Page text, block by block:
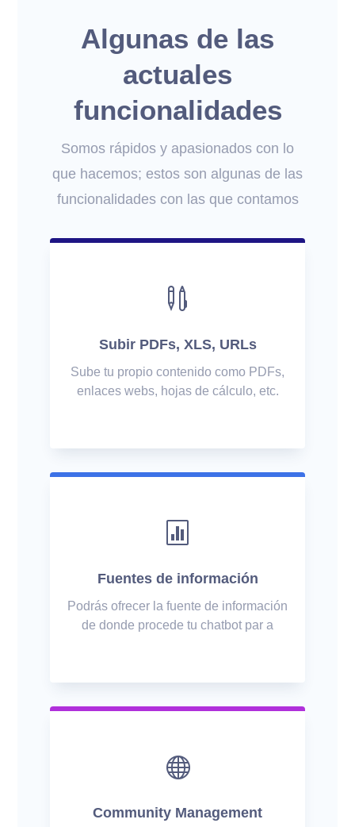
Algunas de las
actuales
funcionalidades
Somos rápidos y apasionados con lo
que hacemos; estos son algunas de las
funcionalidades con las que contamos

Subir PDFs, XLS, URLs
Sube tu propio contenido como PDFs,
enlaces webs, hojas de cálculo, etc.

Fuentes de información
Podrás ofrecer la fuente de información
de donde procede tu chatbot par a

Community Management